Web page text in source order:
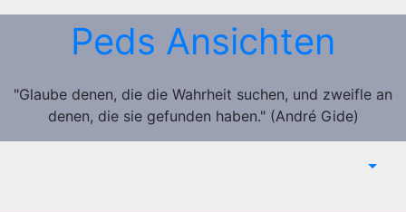
Zum
Peds Ansichten
"Glaube denen, die die Wahrheit suchen, und zweifle an
denen, die sie gefunden haben." (André Gide)